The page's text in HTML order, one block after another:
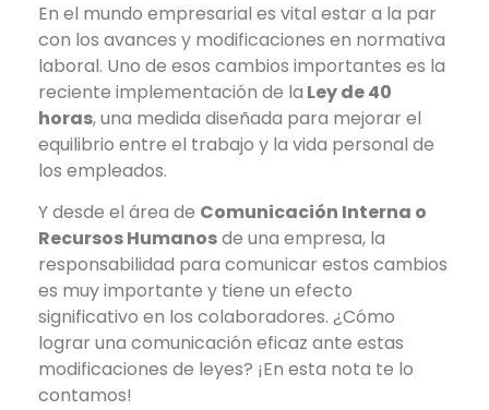
En el mundo empresarial es vital estar a la par
con los avances y modificaciones en normativa
laboral. Uno de esos cambios importantes es la
reciente implementación de la Ley de 40
horas, una medida diseñada para mejorar el
equilibrio entre el trabajo y la vida personal de
los empleados.
Y desde el área de Comunicación Interna o
Recursos Humanosde una empresa, la
responsabilidad para comunicar estos cambios
es muy importante y tiene un efecto
significativo en los colaboradores. ¿Cómo
lograr una comunicación eficaz ante estas
modificaciones de leyes? ¡En esta nota te lo
contamos!